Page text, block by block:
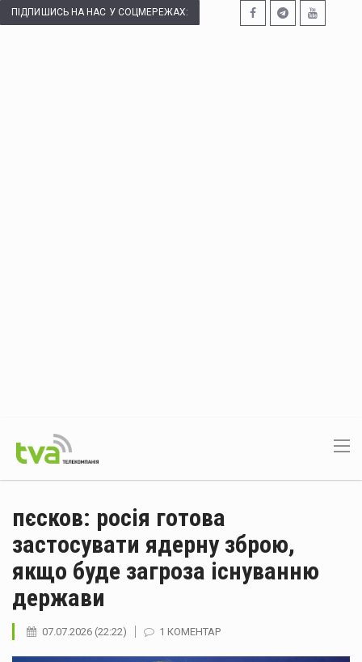
ПІДПИШИСЬ НА НАС У СОЦМЕРЕЖАХ:
пєсков: росія готова
застосувати ядерну зброю,
якщо буде загроза існуванню
держави
07.07.2026 (22:22) 1 КОМЕНТАР